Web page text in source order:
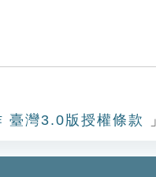
臺灣3.0版授權條款